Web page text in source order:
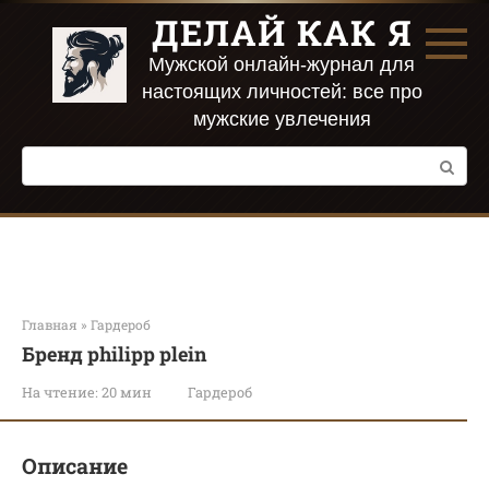
Перейти
контенту
ДЕЛАЙ КАК Я
Мужской онлайн-журнал для
настоящих личностей: все про
мужские увлечения
Поиск:
Главная » Гардероб
Бренд philipp plein
На чтение: 20 мин Гардероб
Описание